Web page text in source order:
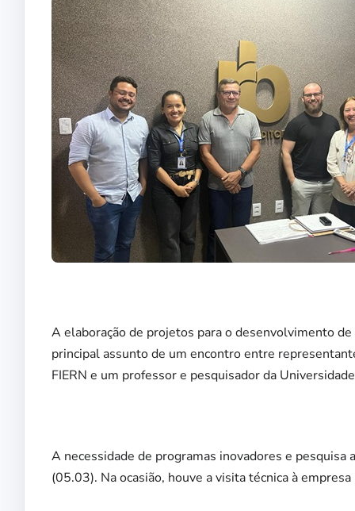
A elaboração de projetos para o desenvolvimento
principal assunto de um encontro entre
FIERN e um professor e pesquisador da
A necessidade de programas inovadores e
(05.03). Na ocasião, houve a visita técnica à empresa